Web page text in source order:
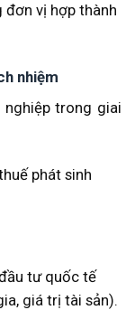
vị hợp thành
nhiệm
nghiệp trong giai
phát sinh
tư quốc tế
giá trị tài sản).